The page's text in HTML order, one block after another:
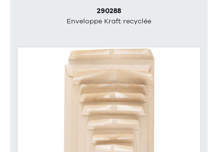
290288
Enveloppe Kraft recyclée